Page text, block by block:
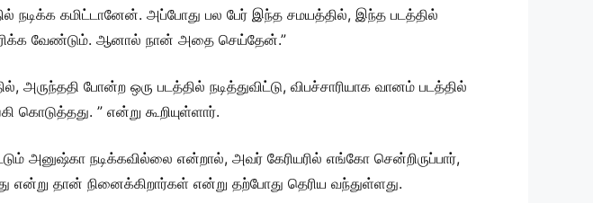
நடிக்க கமிட்டானேன். அப்போது பல பேர் இந்த சமயத்தில், இந்த படத்தில்
வேண்டும். ஆனால் நான் அதை செய்தேன்.”
அருந்ததி போன்ற ஒரு படத்தில் நடித்துவிட்டு, விபச்சாரியாக வானம் படத்தில்
” என்று கூறியுள்ளார்.
அனுஷ்கா நடிக்கவில்லை என்றால், அவர் கேரியரில் எங்கோ சென்றிருப்பார்,
என்று தான் நினைக்கிறார்கள் என்று தற்போது தெரிய வந்துள்ளது.